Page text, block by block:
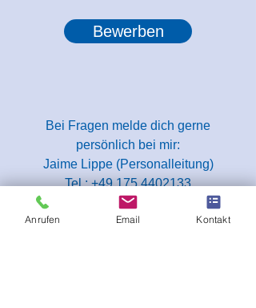
Bewerben
Bei Fragen melde dich gerne
persönlich bei mir:
Jaime Lippe (Personalleitung)
Tel.:+49 175 4402133
E-Mail:
jaime.lippe@teso-specialist.de
Anrufen Email Kontakt